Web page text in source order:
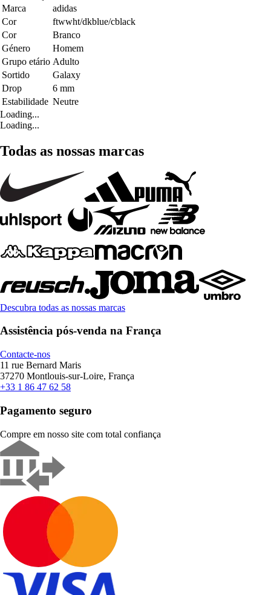
Marca
adidas
Cor
ftwwht/dkblue/cblack
Cor
Branco
Género
Homem
Grupo etário Adulto
Sortido
Galaxy
Drop
6 mm
Estabilidade Neutre
Loading...
Loading...
Todas as nossas marcas
Descubra todas as nossas marcas
Assistência pós-venda na França
Contacte-nos
11 rue Bernard Maris
37270 Montlouis-sur-Loire, França
+33 1 86 47 62 58
Pagamento seguro
Compre em nosso site com total confiança